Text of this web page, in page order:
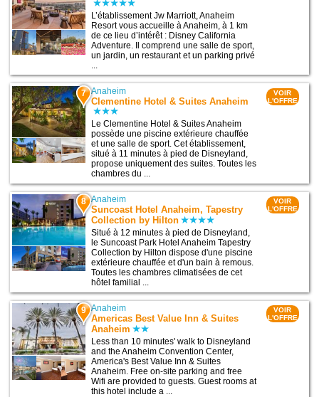
L’établissement Jw Marriott, Anaheim
Resort vous accueille à Anaheim, à 1 km
de ce lieu d’intérêt : Disney California
Adventure. Il comprend une salle de sport,
un jardin, un restaurant et un parking privé
7 Anaheim
Clementine Hotel & Suites Anaheim
Le Clementine Hotel & Suites Anaheim
possède une piscine extérieure chauffée
et une salle de sport. Cet établissement,
situé à 11 minutes à pied de Disneyland,
propose uniquement des suites. Toutes les
chambres du ...
VOIR
L'OFFRE
8 Anaheim
Suncoast Hotel Anaheim, Tapestry
Collection by Hilton
Situé à 12 minutes à pied de Disneyland,
le Suncoast Park Hotel Anaheim Tapestry
Collection by Hilton dispose d'une piscine
extérieure chauffée et d'un bain à remous.
Toutes les chambres climatisées de cet
hôtel familial ...
VOIR
L'OFFRE
9 Anaheim
Americas Best Value Inn & Suites
Anaheim
Less than 10 minutes' walk to Disneyland
and the Anaheim Convention Center,
America's Best Value Inn & Suites
Anaheim. Free on-site parking and free
Wifi are provided to guests. Guest rooms at
this hotel include a ...
VOIR
L'OFFRE